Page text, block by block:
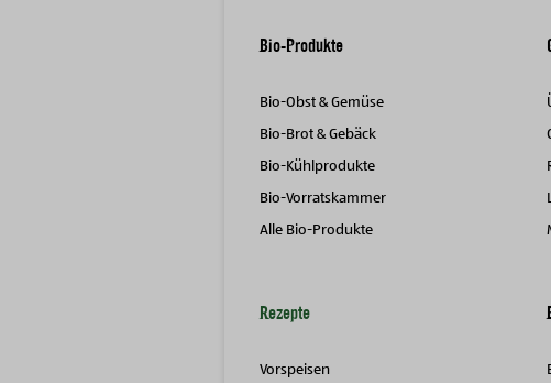
Bio-Produkte
Bio-Obst & Gemüse
Bio-Brot & Gebäck
Bio-Kühlprodukte
Bio-Vorratskammer
Alle Bio-Produkte
Rezepte
Vorspeisen